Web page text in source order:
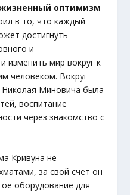
оптимизм
в то, что каждый
достигнуть
и
изменить мир вокруг к
человеком. Вокруг
Николая Миновича была
воспитание
через знакомство с
Кривуна не
за свой счёт он
оборудование для